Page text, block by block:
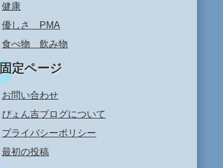
健康
優しさ PMA
食べ物 飲み物
固定ページ
お問い合わせ
ぴょん吉ブログについて
プライバシーポリシー
最初の投稿